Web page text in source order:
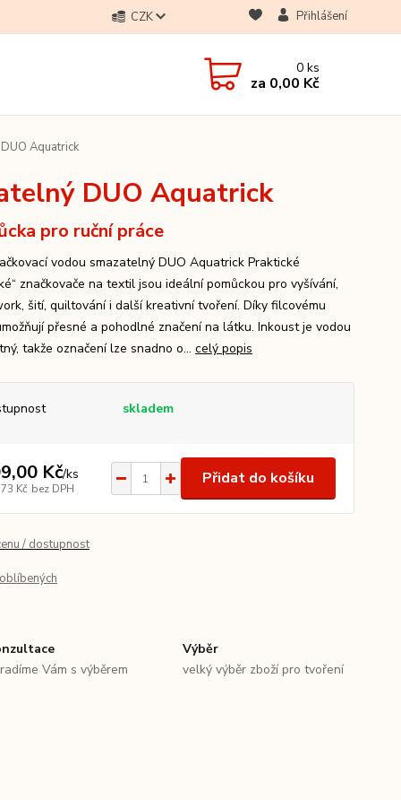
CZK Přihlášení
0ks
za 0,00 Kč
Aquatrick
DUO Aquatrick
pro ruční práce
vodou smazatelný DUO Aquatrick Praktické
značkovače na textil jsou ideální pomůckou pro vyšívání,
šití, quiltování i další kreativní tvoření. Díky filcovému
přesné a pohodlné značení na látku. Inkoust je vodou
takže označení lze snadno o... celý popis
skladem
Kč/ks
Kč bez DPH
Přidat do košíku
/ dostupnost
Vám s výběrem
Výběr
velký výběr zboží pro tvoření